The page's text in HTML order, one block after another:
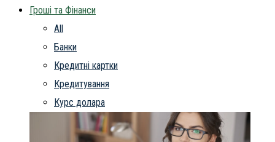
Гроші та Фінанси
All
Банки
Кредитні картки
Кредитування
Курс долара